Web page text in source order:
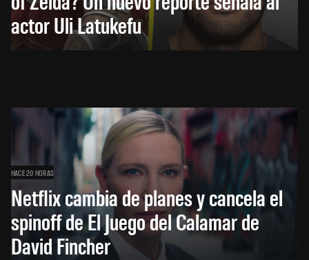
actor Uli Latukefu
HACE 20 HORAS
Netflix cambia de planes y cancela el
spinoff de El Juego del Calamar de
David Fincher